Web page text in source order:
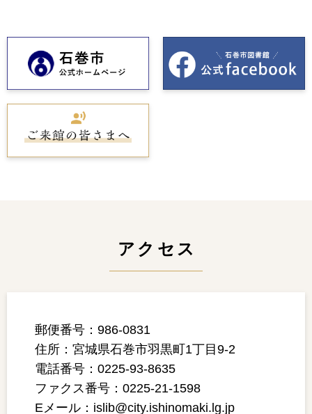
アクセス
郵便番号：986-0831
住所：宮城県石巻市羽黒町1丁目9-2
電話番号：0225-93-8635
ファクス番号：0225-21-1598
Eメール：islib@city.ishinomaki.lg.jp